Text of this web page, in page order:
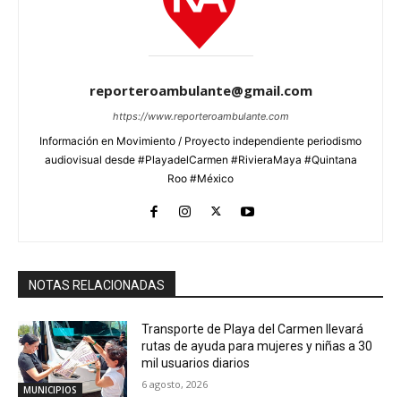
reporteroambulante@gmail.com
https://www.reporteroambulante.com
Información en Movimiento / Proyecto independiente periodismo
audiovisual desde #PlayadelCarmen #RivieraMaya #Quintana
Roo #México
NOTAS RELACIONADAS
MUNICIPIOS
Transporte de Playa del Carmen llevará
rutas de ayuda para mujeres y niñas a 30
mil usuarios diarios
6 agosto, 2026